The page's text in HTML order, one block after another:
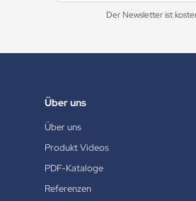
Der Newsletter ist
Über uns
Über uns
Produkt Videos
PDF-Kataloge
Referenzen